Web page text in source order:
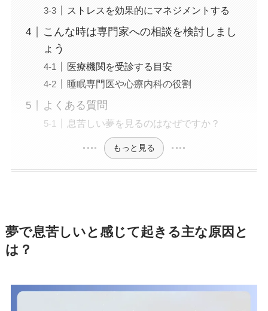
ストレスを効果的にマネジメントする
こんな時は専門家への相談を検討しまし
ょう
医療機関を受診する目安
睡眠専門医や心療内科の役割
よくある質問
息苦しい夢を見るのはなぜですか？
もっと見る
夢で息苦しいと感じて起きる主な原因と
は？